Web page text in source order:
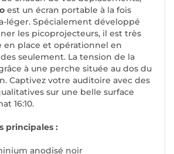
est un écran portable à la fois
léger. Spécialement développé
les picoprojecteurs, il est très
en place et opérationnel en
seulement. La tension de la
à une perche située au dos du
Captivez votre auditoire avec des
sur une belle surface
16:10.
principales :
anodisé noir